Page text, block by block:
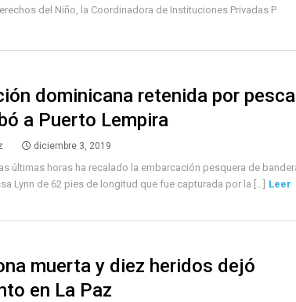
del Niño, la Coordinadora de Instituciones Privadas P
dominicana retenida por pesca
a Puerto Lempira
diciembre 3, 2019
últimas horas ha recalado la embarcación pesquera de
Lynn de 62 pies de longitud que fue capturada por la [...] Leer
muerta y diez heridos dejó
en La Paz